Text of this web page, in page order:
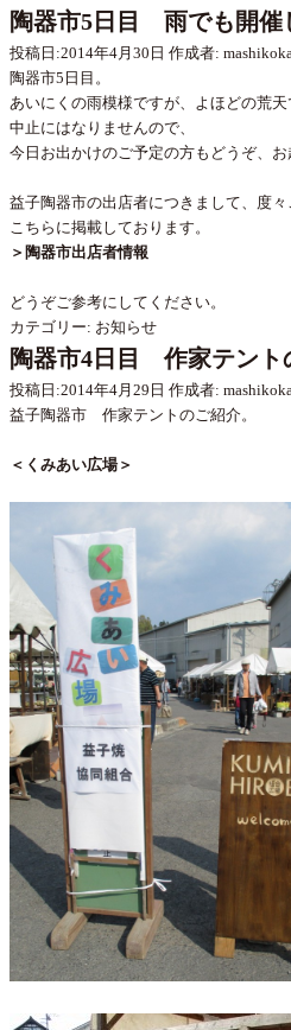
陶器市5日目 雨でも開催
投稿日:2014年4月30日 作成者:
陶器市5日目。
あいにくの雨模様ですが、よほどの荒
中止にはなりませんので、
今日お出かけのご予定の方もどうぞ、
益子陶器市の出店者につきまして、度
こちらに掲載しております。
＞陶器市出店者情報
どうぞご参考にしてください。
カテゴリー: お知らせ
陶器市4日目 作家テン
投稿日:2014年4月29日 作成者:
益子陶器市 作家テントのご紹介。
＜くみあい広場＞